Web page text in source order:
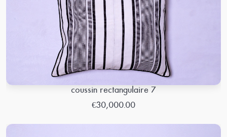
coussin rectangulaire 7
€30,000.00